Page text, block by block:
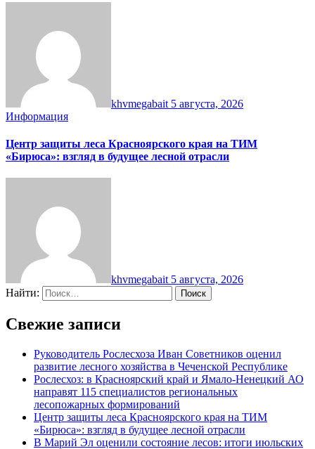
khvmegabait 5 августа, 2026
Информация
Центр защиты леса Красноярского края на ТИМ
«Бирюса»: взгляд в будущее лесной отрасли
khvmegabait 5 августа, 2026
Найти:
Свежие записи
Руководитель Рослесхоза Иван Советников оценил
развитие лесного хозяйства в Чеченской Республике
Рослесхоз: в Красноярский край и Ямало-Ненецкий АО
направят 115 специалистов региональных
лесопожарных формирований
Центр защиты леса Красноярского края на ТИМ
«Бирюса»: взгляд в будущее лесной отрасли
В Марий Эл оценили состояние лесов: итоги июльских